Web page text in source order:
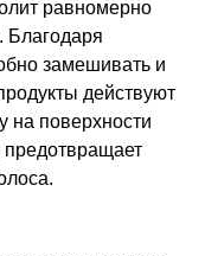
равномерно
Благодаря
замешивать и
действуют
на поверхности
предотвращает